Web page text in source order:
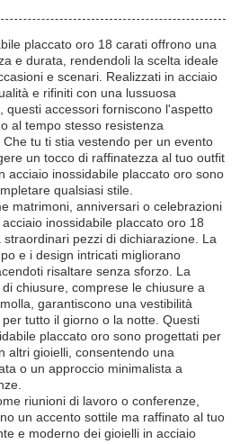
placcato oro 18 carati offrono una
e durata, rendendoli la scelta ideale
e scenari. Realizzati in acciaio
e rifiniti con una lussuosa
questi accessori forniscono l'aspetto
al tempo stesso resistenza
tu ti stia vestendo per un evento
un tocco di raffinatezza al tuo outfit
acciaio inossidabile placcato oro sono
qualsiasi stile.
matrimoni, anniversari o celebrazioni
inossidabile placcato oro 18
pezzi di dichiarazione. La
e i design intricati migliorano
risaltare senza sforzo. La
chiusure, comprese le chiusure a
garantiscono una vestibilità
tutto il giorno o la notte. Questi
placcato oro sono progettati per
altri gioielli, consentendo una
o un approccio minimalista a
riunioni di lavoro o conferenze,
un accento sottile ma raffinato al tuo
e moderno dei gioielli in acciaio